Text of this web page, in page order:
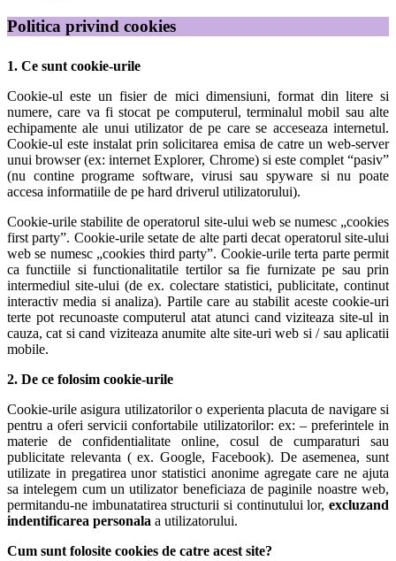
Politica privind cookies
1. Ce sunt cookie-urile
Cookie-ul este un fisier de mici dimensiuni, format din litere si
numere, care va fi stocat pe computerul, terminalul mobil sau alte
echipamente ale unui utilizator de pe care se acceseaza internetul.
Cookie-ul este instalat prin solicitarea emisa de catre un web-server
unui browser (ex: internet Explorer, Chrome) si este complet “pasiv”
(nu contine programe software, virusi sau spyware si nu poate
accesa informatiile de pe hard driverul utilizatorului).
Cookie-urile stabilite de operatorul site-ului web se numesc „cookies
first party”. Cookie-urile setate de alte parti decat operatorul site-ului
web se numesc „cookies third party”. Cookie-urile terta parte permit
ca functiile si functionalitatile tertilor sa fie furnizate pe sau prin
intermediul site-ului (de ex. colectare statistici, publicitate, continut
interactiv media si analiza). Partile care au stabilit aceste cookie-uri
terte pot recunoaste computerul atat atunci cand viziteaza site-ul in
cauza, cat si cand viziteaza anumite alte site-uri web si / sau aplicatii
mobile.
2. De ce folosim cookie-urile
Cookie-urile asigura utilizatorilor o experienta placuta de navigare si
pentru a oferi servicii confortabile utilizatorilor: ex: – preferintele in
materie de confidentialitate online, cosul de cumparaturi sau
publicitate relevanta ( ex. Google, Facebook). De asemenea, sunt
utilizate in pregatirea unor statistici anonime agregate care ne ajuta
sa intelegem cum un utilizator beneficiaza de paginile noastre web,
permitandu-ne imbunatatirea structurii si continutului lor, excluzand
indentificarea personala a utilizatorului.
Cum sunt folosite cookies de catre acest site?